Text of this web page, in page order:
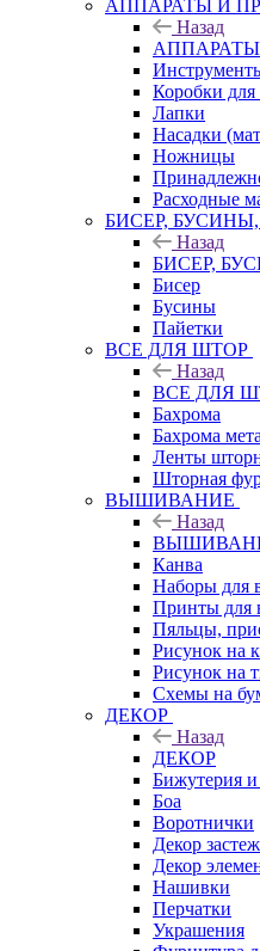
АППАРАТЫ И
Назад
Коробки для
Лапки
Насадки
Ножницы
Расходные
БИСЕР,
Назад
БИСЕР,
Бисер
Бусины
Пайетки
ВСЕ ДЛЯ ШТОР
Назад
ВСЕ ДЛЯ
Бахрома
Бахрома
Ленты
Шторная
ВЫШИВАНИЕ
Назад
Канва
Наборы для
Принты для
Пяльцы,
Рисунок на
Рисунок на
Схемы на
ДЕКОР
Назад
ДЕКОР
Бижутерия и
Боа
Воротнички
Декор
Декор
Нашивки
Перчатки
Украшения